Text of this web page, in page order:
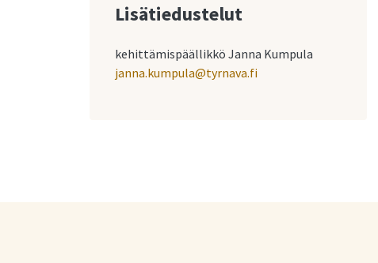
Lisätiedustelut
kehittämispäällikkö Janna Kumpula
janna.kumpula@tyrnava.fi